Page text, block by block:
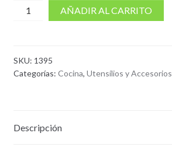
cantidad
Ajo
en
AÑADIR AL CARRITO
SKU: 1395
Categorías: Cocina, Utensílios y Accesorios
Descripción